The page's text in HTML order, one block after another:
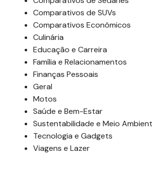
Comparativos de SUVs
Comparativos Econômicos
Culinária
Educação e Carreira
Família e Relacionamentos
Finanças Pessoais
Geral
Motos
Saúde e Bem-Estar
Sustentabilidade e Meio
Tecnologia e Gadgets
Viagens e Lazer